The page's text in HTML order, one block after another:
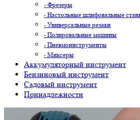
- Фрезеры
- Настольные шлифовальные
- Универсальные резаки
- Полировальные машины
- Пневмоинструменты
- Миксеры
Аккумуляторный инструмент
Бензиновый инструмент
Садовый инструмент
Принадлежности